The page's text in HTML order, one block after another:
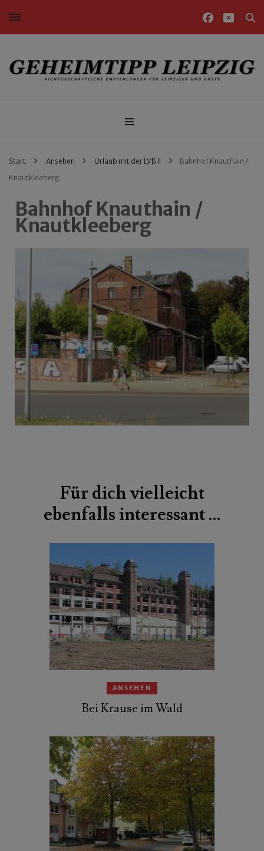
Nichtgeschäftliche Empfehlungen für Leipziger und Gäste
Start Ansehen Urlaub mit der LVB II
Bahnhof Knauthain /
Knautkleeberg
Bahnhof Knauthain /
Knautkleeberg
Für dich vielleicht
ebenfalls interessant …
ANSEHEN
Bei Krause im Wald